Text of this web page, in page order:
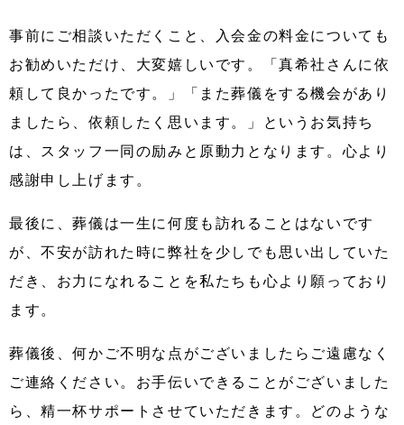
事前にご相談いただくこと、入会金の料金についても
お勧めいただけ、大変嬉しいです。「真希社さんに依
頼して良かったです。」「また葬儀をする機会があり
ましたら、依頼したく思います。」というお気持ち
は、スタッフ一同の励みと原動力となります。心より
感謝申し上げます。
最後に、葬儀は一生に何度も訪れることはないです
が、不安が訪れた時に弊社を少しでも思い出していた
だき、お力になれることを私たちも心より願っており
ます。
葬儀後、何かご不明な点がございましたらご遠慮なく
ご連絡ください。お手伝いできることがございました
ら、精一杯サポートさせていただきます。どのような